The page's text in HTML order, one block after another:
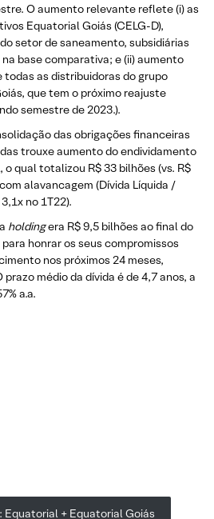
O aumento relevante reflete (i) as
Equatorial Goiás (CELG-D),
setor de saneamento, subsidiárias
base comparativa; e (ii) aumento
todas as distribuidoras do grupo
que tem o próximo reajuste
semestre de 2023.).
das obrigações financeiras
trouxe aumento do endividamento
o qual totalizou R$ 33 bilhões (vs. R$
alavancagem (Dívida Líquida /
no 1T22).
holdingera R$ 9,5 bilhões ao final do
honrar os seus compromissos
nos próximos 24 meses,
médio da dívida é de 4,7 anos, a
a.a.
Equatorial + Equatorial Goiás